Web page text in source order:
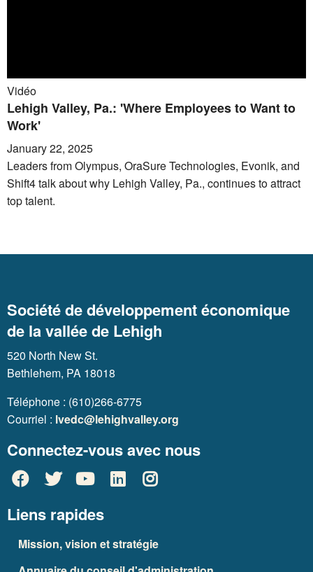
Vidéo
Lehigh Valley, Pa.: 'Where Employees to Want to
Work'
January 22, 2025
Leaders from Olympus, OraSure Technologies, Evonik, and
Shift4 talk about why Lehigh Valley, Pa., continues to attract
top talent.
Société de développement économique
de la vallée de Lehigh
520 North New St.
Bethlehem, PA 18018
Téléphone : (610)266-6775
Courriel : lvedc@lehighvalley.org
Connectez-vous avec nous
Liens rapides
Mission, vision et stratégie